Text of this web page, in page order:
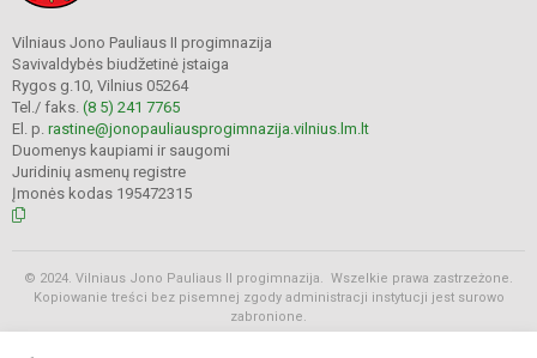
Vilniaus Jono Pauliaus II progimnazija
Savivaldybės biudžetinė įstaiga
Rygos g.10, Vilnius 05264
Tel./ faks. (8 5) 241 7765
El. p. rastine@jonopauliausprogimnazija.vilnius.lm.lt
Duomenys kaupiami ir saugomi
Juridinių asmenų registre
Įmonės kodas 195472315
© 2024. Vilniaus Jono Pauliaus II progimnazija. Wszelkie prawa zastrzeżone.
Kopiowanie treści bez pisemnej zgody administracji instytucji jest surowo
zabronione.